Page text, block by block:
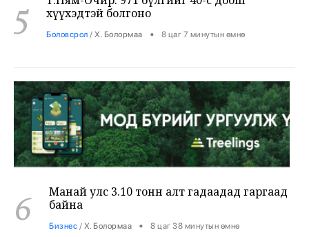
6
Манай улс 3.10 тонн алт гадаадад гаргаад
байна
Бизнес /Х. Болормаа • 8 цаг 38 минутын өмнө